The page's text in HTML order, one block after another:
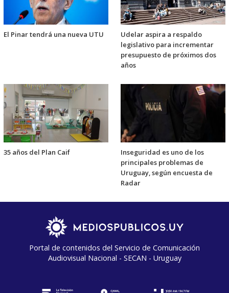
El Pinar tendrá una nueva UTU
Udelar aspira a respaldo
legislativo para incrementar
presupuesto de próximos dos
años
35 años del Plan Caif
Inseguridad es uno de los
principales problemas de
Uruguay, según encuesta de
Radar
Portal de contenidos del Servicio de Comunicación
Audiovisual Nacional - SECAN - Uruguay